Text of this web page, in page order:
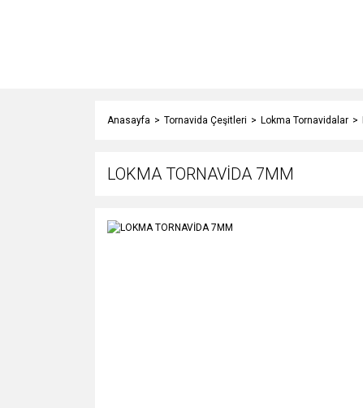
Anasayfa Tornavida Çeşitleri Lokma Tornavidalar
LOKMA TORNAVİDA 7MM